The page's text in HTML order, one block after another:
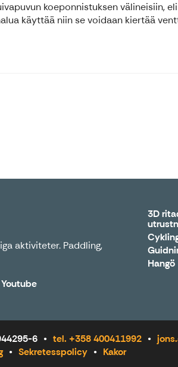
koeponnistuksen välineisiin,
käyttää niin se voidaan kiertää
aktiviteter. Paddling,
Youtube
3D
Hangö
6 tel. +358 400411992
Sekretesspolicy Kakor